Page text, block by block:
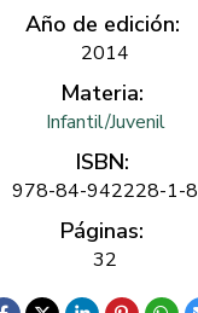
Año de edición:
2014
Materia:
Infantil/Juvenil
ISBN:
978-84-942228-1-8
Páginas:
32